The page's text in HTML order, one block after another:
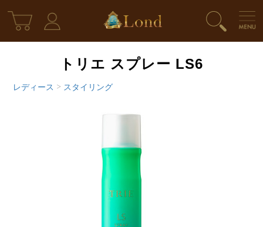
トリエ スプレー LS6
レディース > スタイリング